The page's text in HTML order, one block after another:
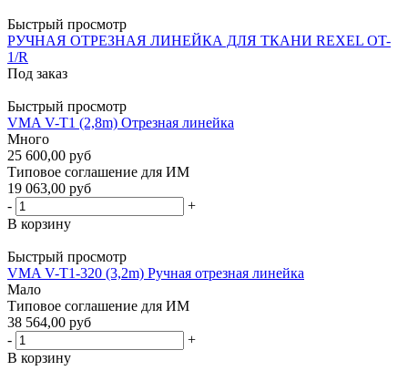
Быстрый просмотр
РУЧНАЯ ОТРЕЗНАЯ ЛИНЕЙКА ДЛЯ ТКАНИ REXEL OT-
1/R
Под заказ
Быстрый просмотр
VMA V-T1 (2,8m) Отрезная линейка
Много
25 600,00 руб
Типовое соглашение для ИМ
19 063,00 руб
-
+
В корзину
Быстрый просмотр
VMA V-T1-320 (3,2m) Ручная отрезная линейка
Мало
Типовое соглашение для ИМ
38 564,00 руб
-
+
В корзину